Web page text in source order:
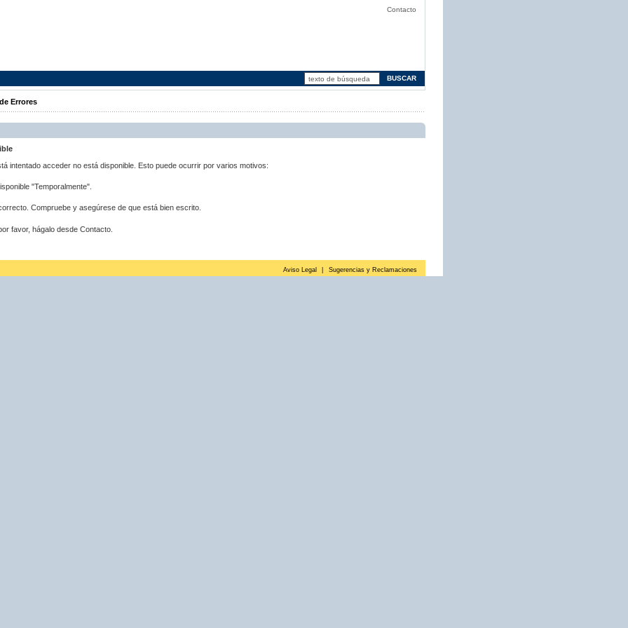
Contacto
Errores
intentado acceder no está disponible. Esto puede ocurrir por varios motivos:
"Temporalmente".
Compruebe y asegúrese de que está bien escrito.
favor, hágalo desde Contacto.
Aviso Legal Sugerencias y Reclamaciones